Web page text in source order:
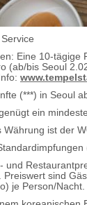
Service
Eine 10-tägige
(ab/bis Seoul
(***) in Seoul
ein
Währung ist der
und
Preiswert sind
je Person/Nacht.